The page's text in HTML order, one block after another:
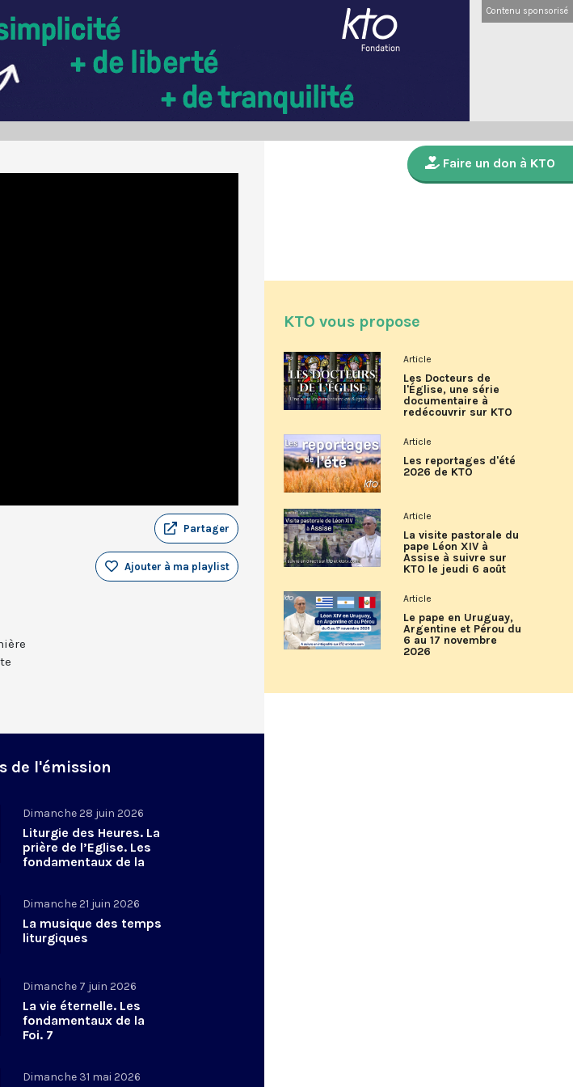
Contenu sponsorisé
Partager
Ajouter à ma playlist
de l'émission
Dimanche 28 juin 2026
Liturgie des Heures. La
prière de l’Eglise. Les
fondamentaux de la
Dimanche 21 juin 2026
La musique des temps
liturgiques
Dimanche 7 juin 2026
La vie éternelle. Les
fondamentaux de la
Foi. 7
Dimanche 31 mai 2026
Faire un don à KTO
KTO vous propose
Article
Les Docteurs de
l'Église, une série
documentaire à
redécouvrir sur KTO
Article
Les reportages d'été
2026 de KTO
Article
La visite pastorale du
pape Léon XIV à
Assise à suivre sur
KTO le jeudi 6 août
Article
Le pape en Uruguay,
Argentine et Pérou du
6 au 17 novembre
2026